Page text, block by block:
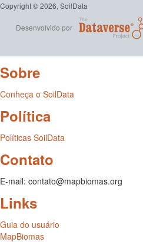
Copyright © 2026, SoilData
Desenvolvido por
Sobre
Conheça o SoilData
Política
Políticas SoilData
Contato
E-mail: contato@mapbiomas.org
Links
Guia do usuário
MapBiomas